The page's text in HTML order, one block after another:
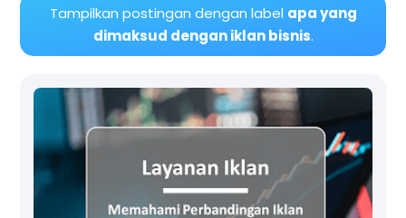
Tampilkan postingan dengan label apa yang
dimaksud dengan iklan bisnis.